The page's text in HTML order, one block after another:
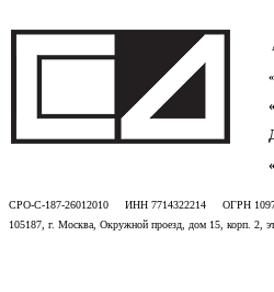
СРО-С-187-26012010 ИНН 7714322214 ОГРН
105187, г. Москва, Окружной проезд, дом 15, корп. 2,